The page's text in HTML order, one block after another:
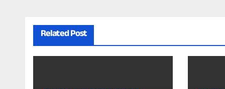
Related Post